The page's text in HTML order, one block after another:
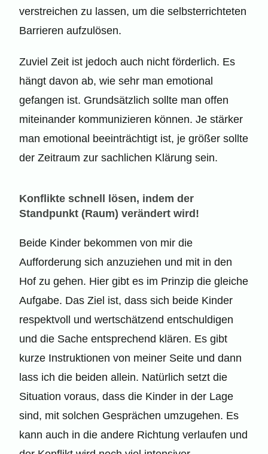
verstreichen zu lassen, um die selbsterrichteten
Barrieren aufzulösen.
Zuviel Zeit ist jedoch auch nicht förderlich. Es
hängt davon ab, wie sehr man emotional
gefangen ist. Grundsätzlich sollte man offen
miteinander kommunizieren können. Je stärker
man emotional beeinträchtigt ist, je größer sollte
der Zeitraum zur sachlichen Klärung sein.
Konflikte schnell lösen, indem der
Standpunkt (Raum) verändert wird!
Beide Kinder bekommen von mir die
Aufforderung sich anzuziehen und mit in den
Hof zu gehen. Hier gibt es im Prinzip die gleiche
Aufgabe. Das Ziel ist, dass sich beide Kinder
respektvoll und wertschätzend entschuldigen
und die Sache entsprechend klären. Es gibt
kurze Instruktionen von meiner Seite und dann
lass ich die beiden allein. Natürlich setzt die
Situation voraus, dass die Kinder in der Lage
sind, mit solchen Gesprächen umzugehen. Es
kann auch in die andere Richtung verlaufen und